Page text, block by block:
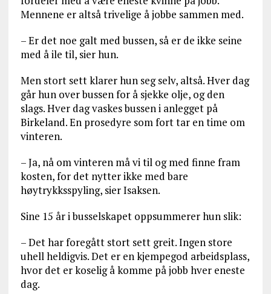
Mennene er altså trivelige å jobbe sammen med.
– Er det noe galt med bussen, så er de ikke seine
med å ile til, sier hun.
Men stort sett klarer hun seg selv, altså. Hver dag
går hun over bussen for å sjekke olje, og den
slags. Hver dag vaskes bussen i anlegget på
Birkeland. En prosedyre som fort tar en time om
vinteren.
– Ja, nå om vinteren må vi til og med finne fram
kosten, for det nytter ikke med bare
høytrykksspyling, sier Isaksen.
Sine 15 år i busselskapet oppsummerer hun slik:
– Det har foregått stort sett greit. Ingen store
uhell heldigvis. Det er en kjempegod arbeidsplass,
hvor det er koselig å komme på jobb hver eneste
dag.